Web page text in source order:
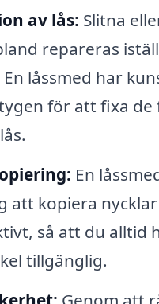
av lås: Slitna
repareras
låssmed har
för att fixa de
En
att kopiera
så att du alltid
tillgänglig.